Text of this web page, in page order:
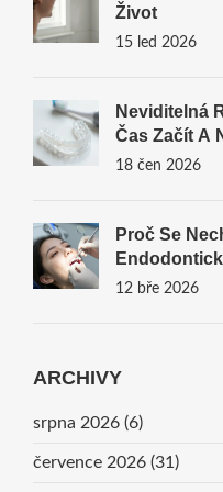
Život
15 led 2026
Neviditelná
Čas Začít A
18 čen 2026
Proč Se
12 bře 2026
ARCHIVY
srpna 2026 (6)
července 2026 (31)